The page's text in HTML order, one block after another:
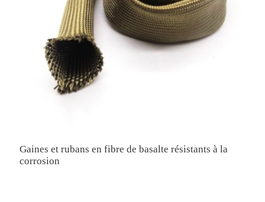
Gaines et rubans en fibre de basalte résistants à la
corrosion